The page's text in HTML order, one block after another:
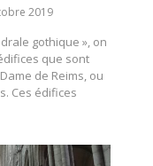
2019
gothique », on
que sont
de Reims, ou
Ces édifices